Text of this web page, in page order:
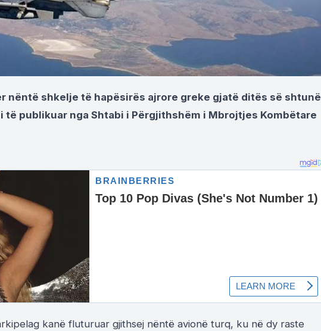
nëntë shkelje të hapësirës ajrore greke gjatë ditës së shtunë
të publikuar nga Shtabi i Përgjithshëm i Mbrojtjes Kombëtare
kanë fluturuar gjithsej nëntë avionë turq, ku në dy raste